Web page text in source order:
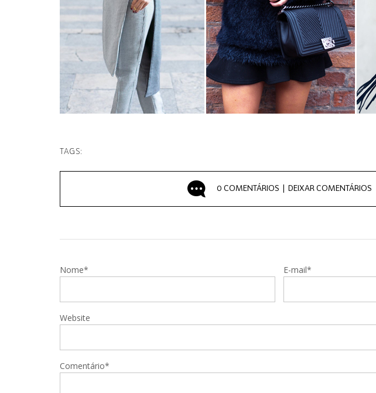
TAGS:
0 COMENTÁRIOS | DEIXAR COMENTÁRIOS
Nome* E-mail*
Website
Comentário*